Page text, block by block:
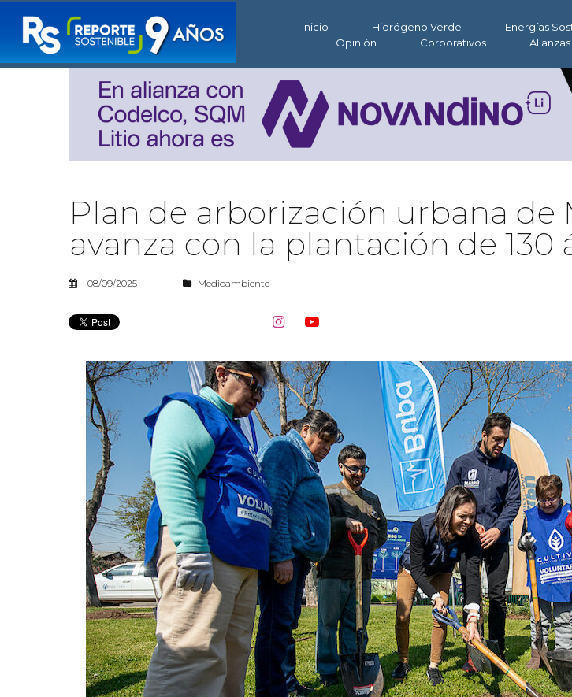
Inicio Hidrógeno Verde Energías
Opinión
Corporativos Alianzas
Plan de arborización urbana de
avanza con la plantación de 130
08/09/2025 Medioambiente
 